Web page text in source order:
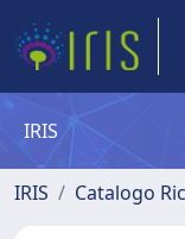
IRIS
IRIS Catalogo